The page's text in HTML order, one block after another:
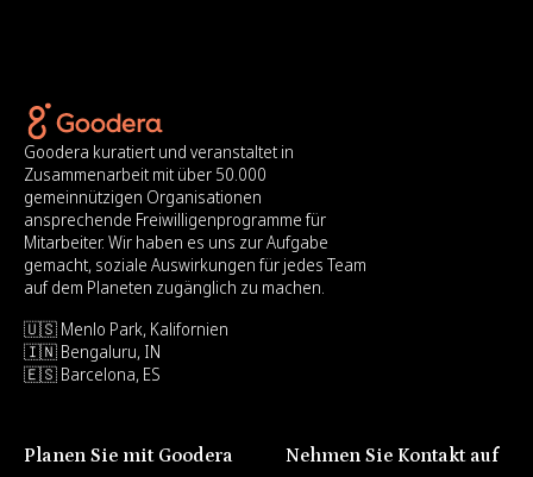
Goodera kuratiert und veranstaltet in
Zusammenarbeit mit über 50.000
gemeinnützigen Organisationen
ansprechende Freiwilligenprogramme für
Mitarbeiter. Wir haben es uns zur Aufgabe
gemacht, soziale Auswirkungen für jedes Team
auf dem Planeten zugänglich zu machen.
🇺🇸 Menlo Park, Kalifornien
🇮🇳 Bengaluru, IN
🇪🇸 Barcelona, ES
Planen Sie mit Goodera Nehmen Sie Kontakt auf